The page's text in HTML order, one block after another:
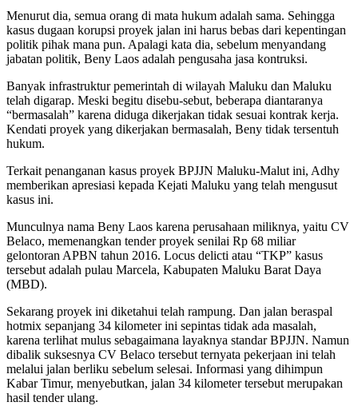
Menurut dia, semua orang di mata hukum adalah sama. Sehingga
kasus dugaan korupsi proyek jalan ini harus bebas dari kepentingan
politik pihak mana pun. Apalagi kata dia, sebelum menyandang
jabatan politik, Beny Laos adalah pengusaha jasa kontruksi.
Banyak infrastruktur pemerintah di wilayah Maluku dan Maluku
telah digarap. Meski begitu disebu-sebut, beberapa diantaranya
“bermasalah” karena diduga dikerjakan tidak sesuai kontrak kerja.
Kendati proyek yang dikerjakan bermasalah, Beny tidak tersentuh
hukum.
Terkait penanganan kasus proyek BPJJN Maluku-Malut ini, Adhy
memberikan apresiasi kepada Kejati Maluku yang telah mengusut
kasus ini.
Munculnya nama Beny Laos karena perusahaan miliknya, yaitu CV
Belaco, memenangkan tender proyek senilai Rp 68 miliar
gelontoran APBN tahun 2016. Locus delicti atau “TKP” kasus
tersebut adalah pulau Marcela, Kabupaten Maluku Barat Daya
(MBD).
Sekarang proyek ini diketahui telah rampung. Dan jalan beraspal
hotmix sepanjang 34 kilometer ini sepintas tidak ada masalah,
karena terlihat mulus sebagaimana layaknya standar BPJJN. Namun
dibalik suksesnya CV Belaco tersebut ternyata pekerjaan ini telah
melalui jalan berliku sebelum selesai. Informasi yang dihimpun
Kabar Timur, menyebutkan, jalan 34 kilometer tersebut merupakan
hasil tender ulang.